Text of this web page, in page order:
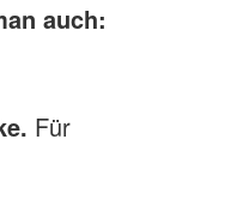
auch:
Für